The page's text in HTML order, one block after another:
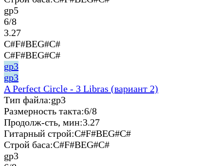
gp5
6/8
3.27
C#F#BEG#C#
C#F#BEG#C#
gp3
gp3
A Perfect Circle - 3 Libras (вариант 2)
Тип файла:gp3
Размерность такта:6/8
Продолж-сть, мин:3.27
Гитарный строй:C#F#BEG#C#
Строй баса:C#F#BEG#C#
gp3